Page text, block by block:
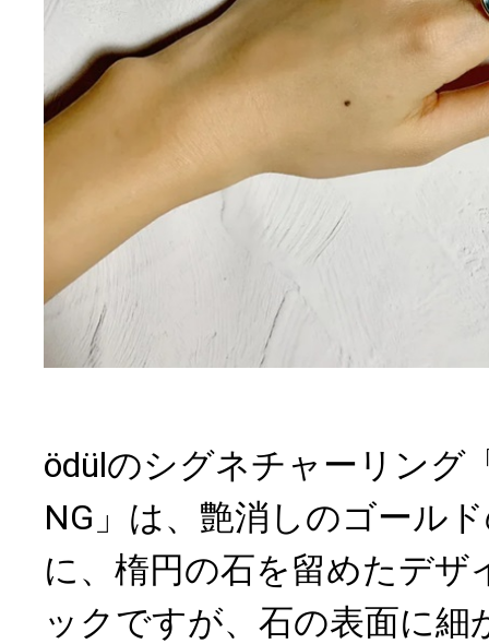
ödülのシグネチャーリング
NG」は、艶消しのゴール
に、楕円の石を留めたデザ
ックですが、石の表面に細